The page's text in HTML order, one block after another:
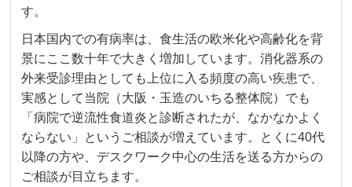
す。
日本国内での有病率は、食生活の欧米化や高齢化を背
景にここ数十年で大きく増加しています。消化器系の
外来受診理由としても上位に入る頻度の高い疾患で、
実感として当院（大阪・玉造のいちる整体院）でも
「病院で逆流性食道炎と診断されたが、なかなかよく
ならない」というご相談が増えています。とくに40代
以降の方や、デスクワーク中心の生活を送る方からの
ご相談が目立ちます。